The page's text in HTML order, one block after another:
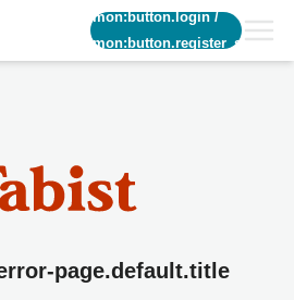
common:button.login/
common:button.register_short
page.default.title